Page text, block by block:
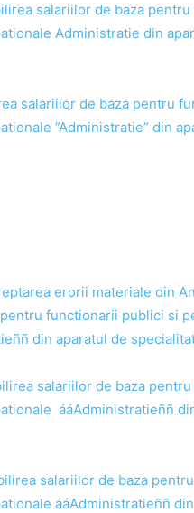
salariilor de baza
Administratie din
salariilor de baza pentru
”Administratie” din
erorii materiale din
functionarii publici si
din aparatul de
salariilor de baza
ááAdministratieññ
salariilor de baza
ááAdministratieññ